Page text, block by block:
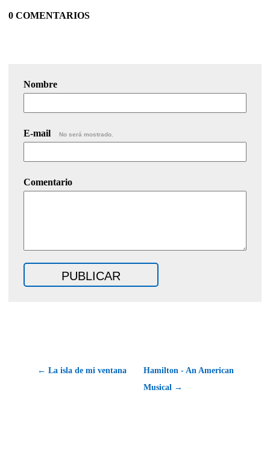
0 COMENTARIOS
Nombre
E-mail No será mostrado.
Comentario
← La isla de mi ventana
Hamilton - An American
Musical →